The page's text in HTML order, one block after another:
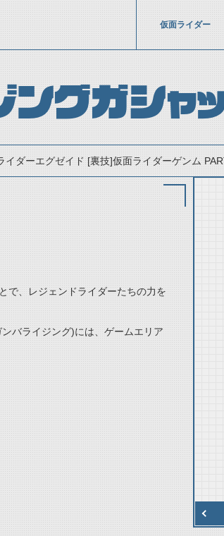
仮面ライダー
グガシャ
イダーエグゼイド [裏技]仮面ライダーゲンム
で、レジェンドライダーたちの力を
バライジング)には、ゲームエリア